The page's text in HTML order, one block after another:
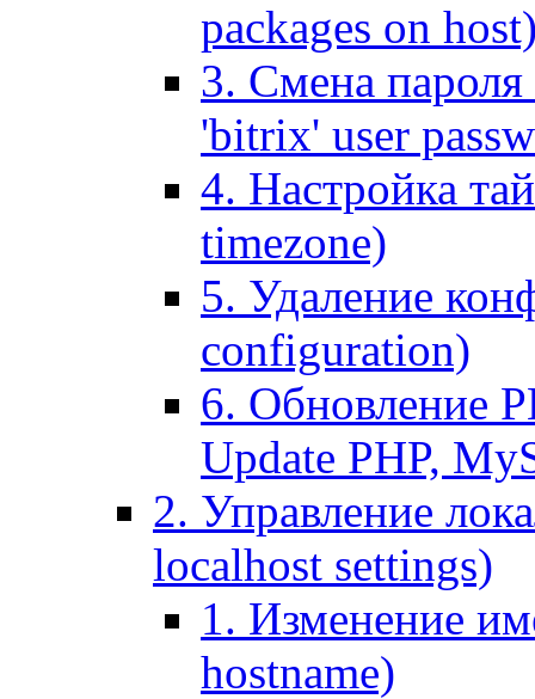
packages on
3. Смена пароля
'bitrix' user
4. Настройка
timezone)
5. Удаление
configuration)
6. Обновление
Update PHP,
2. Управление
localhost settings)
1. Изменение
hostname)